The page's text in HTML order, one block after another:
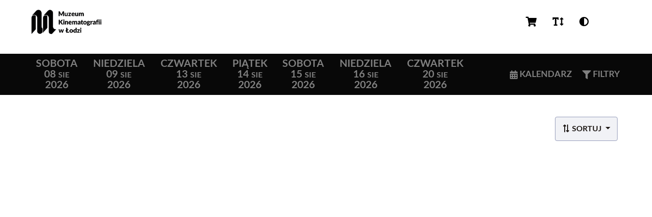
SOBOTA
08 SIE
2026
NIEDZIELA
09 SIE
2026
CZWARTEK
13 SIE
2026
PIĄTEK
14 SIE
2026
SOBOTA
15 SIE
2026
NIEDZIELA
16 SIE
2026
CZWARTEK
20 SIE
2026
KALENDARZ FILTRY
SORTUJ